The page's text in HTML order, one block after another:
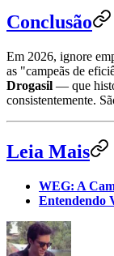
Conclusão
Em 2026, ignore
as "campeãs de
Drogasil — que
consistentemente.
Leia Mais
WEG: A
Entendendo